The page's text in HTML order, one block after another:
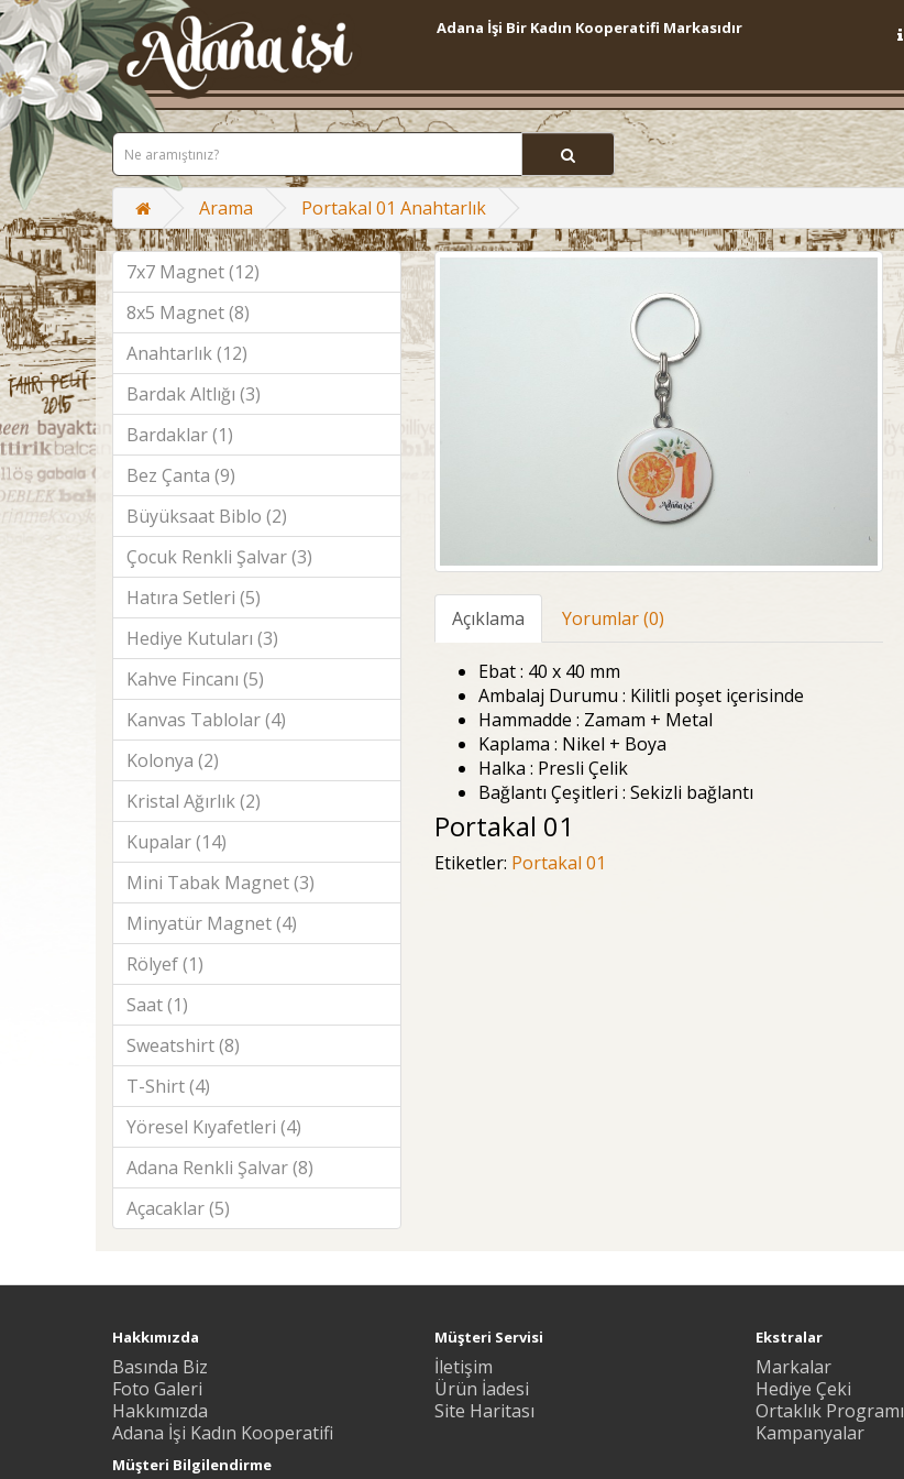
Adana İşi Bir Kadın Kooperatifi Markasıdır
Arama Portakal 01 Anahtarlık
7x7 Magnet (12)
8x5 Magnet (8)
Anahtarlık (12)
Bardak Altlığı (3)
Bardaklar (1)
Bez Çanta (9)
Büyüksaat Biblo (2)
Çocuk Renkli Şalvar (3)
Hatıra Setleri (5)
Hediye Kutuları (3)
Kahve Fincanı (5)
Kanvas Tablolar (4)
Kolonya (2)
Kristal Ağırlık (2)
Kupalar (14)
Mini Tabak Magnet (3)
Minyatür Magnet (4)
Rölyef (1)
Saat (1)
Sweatshirt (8)
T-Shirt (4)
Yöresel Kıyafetleri (4)
Adana Renkli Şalvar (8)
Açacaklar (5)
Açıklama Yorumlar (0)
Ebat : 40 x 40 mm
Ambalaj Durumu : Kilitli poşet içerisinde
Hammadde : Zamam + Metal
Kaplama : Nikel + Boya
Halka : Presli Çelik
Bağlantı Çeşitleri : Sekizli bağlantı
Portakal 01
Etiketler: Portakal 01
Hakkımızda
Basında Biz
Foto Galeri
Hakkımızda
Adana İşi Kadın Kooperatifi
Müşteri Bilgilendirme
Müşteri Servisi
İletişim
Ürün İadesi
Site Haritası
Ekstralar
Markalar
Hediye Çeki
Ortaklık Programı
Kampanyalar